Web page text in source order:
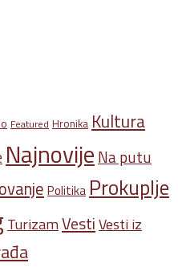
Featured Hronika Kultura
Najnovije Na putu
Politika Prokuplje
TurizamVestiVesti iz